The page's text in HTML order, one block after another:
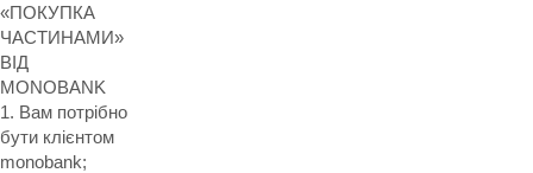
«ПОКУПКА
ЧАСТИНАМИ»
ВІД
MONOBANK
1. Вам потрібно
бути клієнтом
monobank;